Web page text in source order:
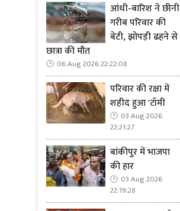
आंधी-बारिश ने छीनी
गरीब परिवार की
बेटी, झोपड़ी ढहने से
छात्रा की मौत
06 Aug 2026 22:22:08
परिवार की रक्षा में
शहीद हुआ 'टॉमी
03 Aug 2026
22:21:27
बांकीपुर में भाजपा
की हार
03 Aug 2026
22:19:28